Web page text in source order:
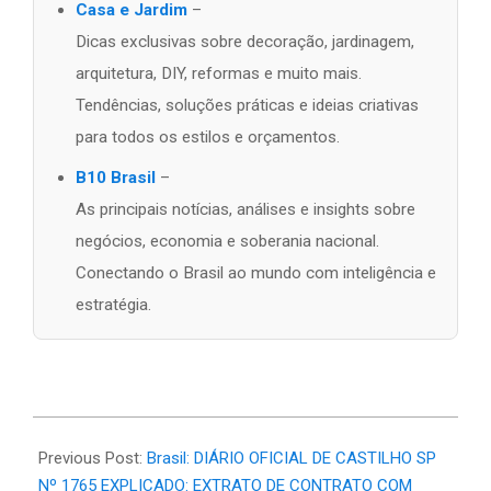
Casa e Jardim –
Dicas exclusivas sobre decoração, jardinagem,
arquitetura, DIY, reformas e muito mais.
Tendências, soluções práticas e ideias criativas
para todos os estilos e orçamentos.
B10 Brasil –
As principais notícias, análises e insights sobre
negócios, economia e soberania nacional.
Conectando o Brasil ao mundo com inteligência e
estratégia.
06-
02
Previous Post: Brasil: DIÁRIO OFICIAL DE CASTILHO SP
Nº 1765 EXPLICADO: EXTRATO DE CONTRATO COM